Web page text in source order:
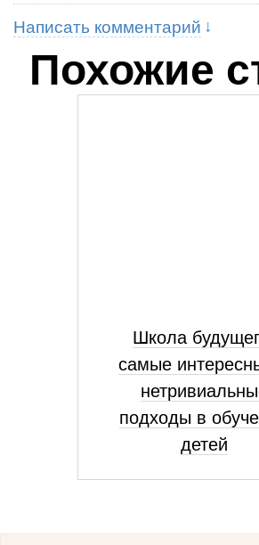
Написать комментарий
Похожие
Школа
самые
подходы в
детей